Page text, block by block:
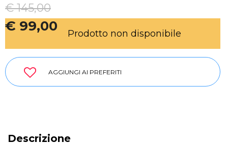
€ 145,00
€ 99,00 Prodotto non disponibile
AGGIUNGI AI PREFERITI
Descrizione